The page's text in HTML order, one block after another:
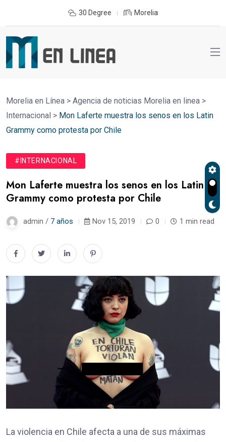
30 Degree Morelia
Morelia en Línea > Agencia de noticias Morelia en linea >
Internacional > Mon Laferte muestra los senos en los Latin
Grammy como protesta por Chile
#INTERNACIONAL
Mon Laferte muestra los senos en los Latin
Grammy como protesta por Chile
admin / 7 años Nov 15, 2019 0 1 min read
La violencia en Chile afecta a una de sus máximas